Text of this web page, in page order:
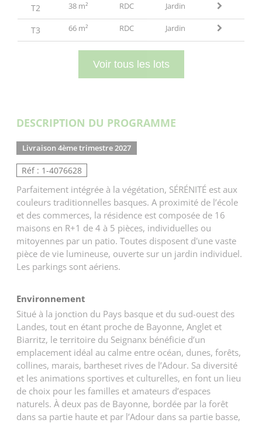
T2 38 m² RDC Jardin
T3 66 m² RDC Jardin
Voir tous les lots
DESCRIPTION DU PROGRAMME
Livraison 4ème trimestre 2027
Réf : 1-4076628
Parfaitement intégrée à la végétation, SÉRÉNITÉ est aux
couleurs traditionnelles basques. A proximité de l’école
et des commerces, la résidence est composée de 16
maisons en R+1 de 4 à 5 pièces, individuelles ou
mitoyennes par un patio. Toutes disposent d'une vaste
pièce de vie lumineuse, ouverte sur un jardin individuel.
Les parkings sont aériens.
Environnement
Situé à la jonction du Pays basque et du sud-ouest des
Landes, tout en étant proche de Bayonne, Anglet et
Biarritz, le territoire du Seignanx bénéficie d’un
emplacement idéal au calme entre océan, dunes, forêts,
collines, marais, bartheset rives de l’Adour. Sa diversité
et les animations sportives et culturelles, en font un lieu
de choix pour les familles et amateurs d’espaces
naturels. À deux pas de Bayonne, bordée par la forêt
dans sa partie haute et par l’Adour dans sa partie basse,